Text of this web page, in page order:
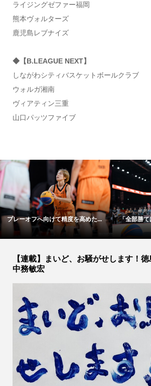
ライジングゼファー福岡
熊本ヴォルターズ
鹿児島レブナイズ
◆【B.LEAGUE NEXT】
しながわシティバスケットボールクラブ
ウォルガ湘南
ヴィアティン三重
山口パッツファイブ
全部勝てばいいわけではない」...
今年はプレー
【連載】まいど、お騒がせします！
中務敏宏